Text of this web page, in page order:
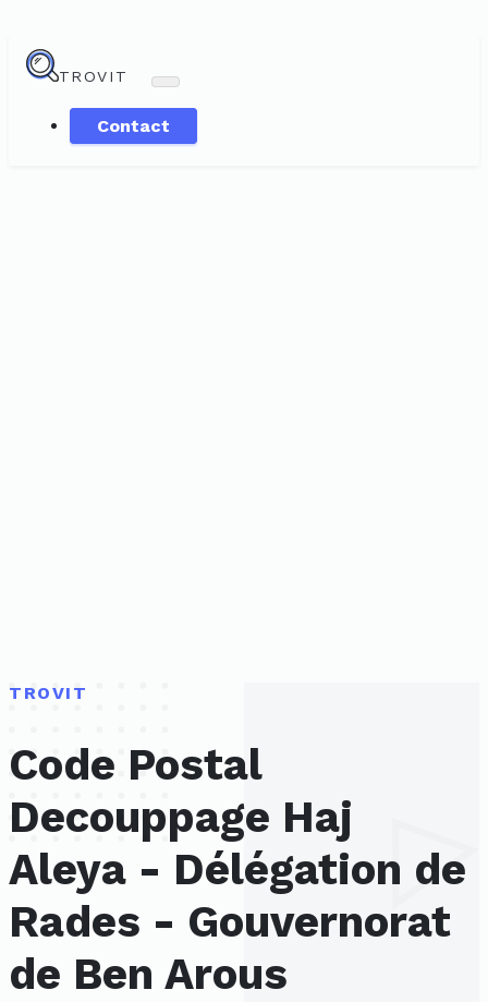
TROVIT
Contact
TROVIT
Code Postal
Decouppage Haj
Aleya - Délégation de
Rades - Gouvernorat
de Ben Arous